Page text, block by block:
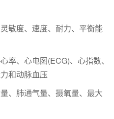
敏度、速度、耐力、平衡能
、心电图(ECG)、心指数、
和动脉血压
、肺通气量、摄氧量、最大